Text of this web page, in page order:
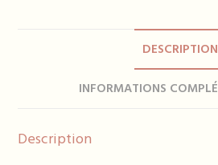
DESCRIPTION
INFORMATIONS
Description